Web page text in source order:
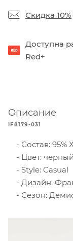
Скидка 10%
Доступна
Red+
Описание
IF8179-031
Состав: 95%
Цвет: черный
Style: Casual
Дизайн:
Сезон: